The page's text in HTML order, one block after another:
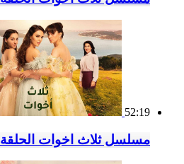
52:19
مسلسل ثلاث اخوات الحلقة 2 الثانية مدبلج